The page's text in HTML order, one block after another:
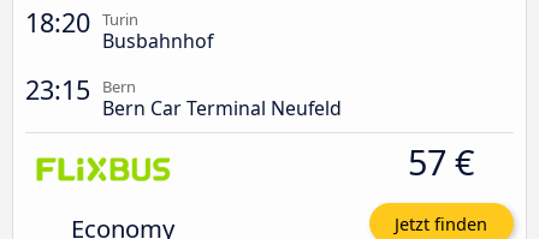
18:20 Turin
Busbahnhof
23:15 Bern
Bern Car Terminal Neufeld
Economy
57 €
Jetzt finden